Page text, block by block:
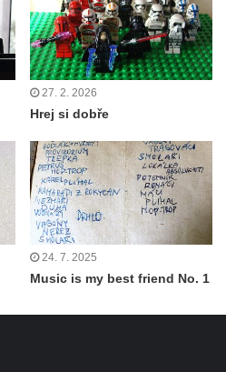
27. 2. 2026
Hrej si dobře
24. 7. 2025
Music is my best friend No. 1